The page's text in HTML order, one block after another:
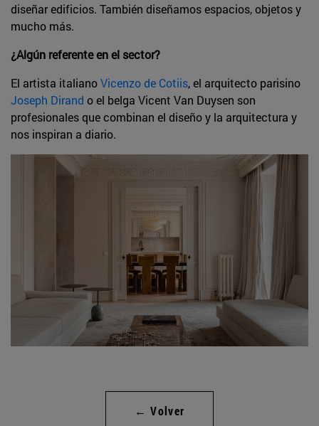
diseñar edificios. También diseñamos espacios, objetos y
mucho más.
¿Algún referente en el sector?
El artista italianoVicenzo de Cotiis, el arquitecto parisino
Joseph Dirand o el belga Vicent Van Duysen son
profesionales que combinan el diseño y la arquitectura y
nos inspiran a diario.
← Volver